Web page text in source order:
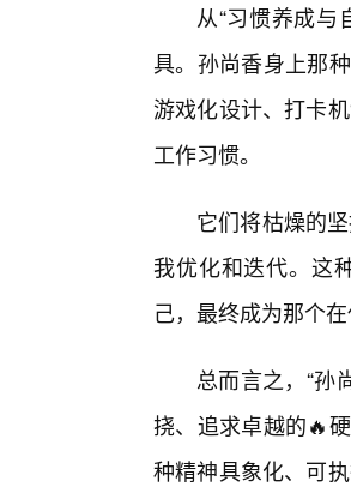
从“习惯养成与
具。孙尚香身上那
游戏化设计、打卡
工作习惯。
它们将枯燥的
我优化和迭代。这
己，最终成为那个
总而言之，“孙
挠、追求卓越的🔥
种精神具象化、可